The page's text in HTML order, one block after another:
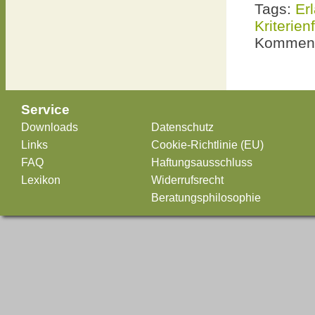
Tags:
Service
Downloads
Links
FAQ
Lexikon
Datenschutz
Cookie-Richtlinie (EU)
Haftungsausschluss
Widerrufsrecht
Beratungsphilosophie